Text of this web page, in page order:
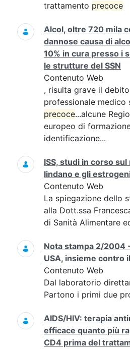
trattamento precoce
Alcol, oltre 720 mila
dannose causa di
10% in cura presso i
le strutture del SSN
Contenuto Web
, risulta grave il
professionale medico
precoce...alcune
europeo di
identificazione...
ISS, studi in corso
lindano e gli
Contenuto Web
La spiegazione dello
alla Dott.ssa
di Sanità Alimentare
Nota stampa 2/2004
USA, insieme contro
Contenuto Web
Dal laboratorio
Partono i primi due
AIDS/HIV: terapia
efficace quanto più
CD4 prima del